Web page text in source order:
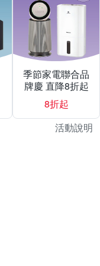
季節家電聯合品
牌慶 直降8折起
8折起
活動說明